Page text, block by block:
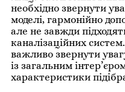
необхідно звернути
моделі, гармонійно
але не завжди
каналізаційних
важливо звернути
із загальним
характеристики